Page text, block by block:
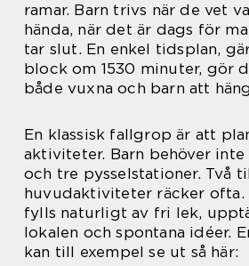
ramar. Barn trivs när de vet
hända, när det är dags för
tar slut. En enkel tidsplan,
block om 1530 minuter, gör
både vuxna och barn att
En klassisk fallgrop är att
aktiviteter. Barn behöver
och tre pysselstationer. Två
huvudaktiviteter räcker ofta.
fylls naturligt av fri lek,
lokalen och spontana idéer.
kan till exempel se ut så här: